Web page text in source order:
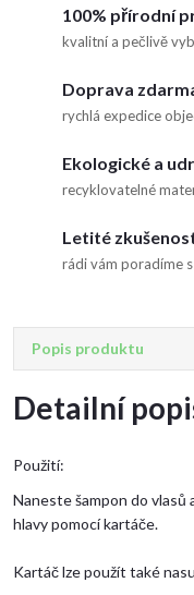
100% přírodní
kvalitní a pečlivě
Doprava
rychlá expedice
Ekologické a
recyklovatelné
Letité
rádi vám poradíme
Popis produktu
Detailní
Použití:
Naneste šampon do vlasů
hlavy pomocí kartáče.
Kartáč lze použít také